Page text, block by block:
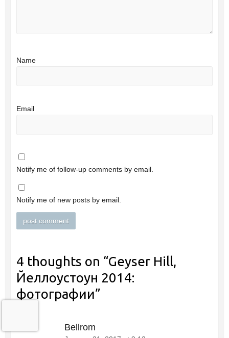
Name
Email
Notify me of follow-up comments by email.
Notify me of new posts by email.
4 thoughts on “Geyser Hill,
Йеллоустоун 2014:
фотографии”
Bellrom